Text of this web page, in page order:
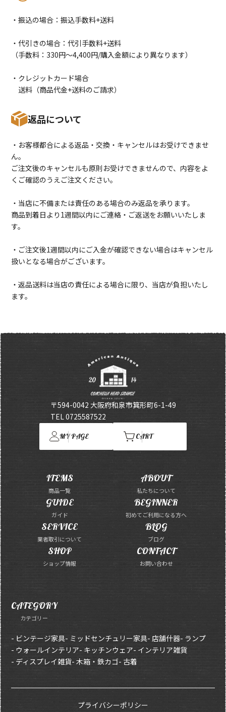
・振込の場合：振込手数料+送料
・代引きの場合：代引手数料+送料
（手数料：330円〜4,400円/購入金額により異なります）
・クレジットカード場合
送料（商品代金+送料のご請求）
返品について
・お客様都合による返品・交換・キャンセルはお受けできませ
ん。
ご注文後のキャンセルも原則お受けできませんので、内容をよ
くご確認のうえご注文ください。
・当店に不備または責任のある場合のみ返品を承ります。
商品到着日より1週間以内にご連絡・ご返送をお願いいたしま
す。
・ご注文後1週間以内にご入金が確認できない場合はキャンセル
扱いとなる場合がございます。
・返品送料は当店の責任による場合に限り、当店が負担いたし
ます。
〒594-0042 大阪府和泉市箕形町6-1-49
TEL 0725587522
MY PAGE CART
ITEMS
商品一覧
ABOUT
私たちについて
GUIDE
ガイド
BEGINNER
初めてご利用になる方へ
SERVICE
業者取引について
BLOG
ブログ
SHOP
ショップ情報
CONTACT
お問い合わせ
CATEGORY
カテゴリー
- ビンテージ家具- ミッドセンチュリー家具- 店舗什器- ランプ
- ウォールインテリア- キッチンウェア- インテリア雑貨
- ディスプレイ雑貨- 木箱・鉄カゴ- 古着
プライバシーポリシー